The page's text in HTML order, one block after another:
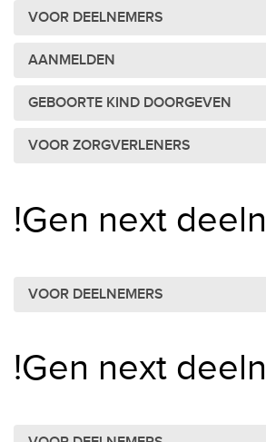
VOOR DEELNEMERS
AANMELDEN
GEBOORTE KIND DOORGEVEN
VOOR ZORGVERLENERS
!Gen next
VOOR DEELNEMERS
!Gen next